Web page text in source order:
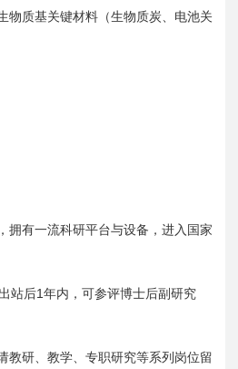
物质基关键材料（生物质炭、电池关
拥有一流科研平台与设备，进入国家
站后1年内，可参评博士后副研究
教研、教学、专职研究等系列岗位留